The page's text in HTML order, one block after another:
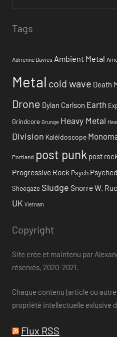
Tags
Adrienne Davies Ambient Metal
Metal cold wave Death
Drone Dylan Carlson Earth
Grindcore Grunge Heavy Metal
Division Kaléidoscope
Portland post punk post
Progressive Rock Psych
Shoegaze Sludge Snorre W.
UK Vietnam
Copyright
Site crée et maintenu par
réservés, 2020-2021.
Chaque contenu (article ou
propriété intellectuelle exlusive
Flux RSS